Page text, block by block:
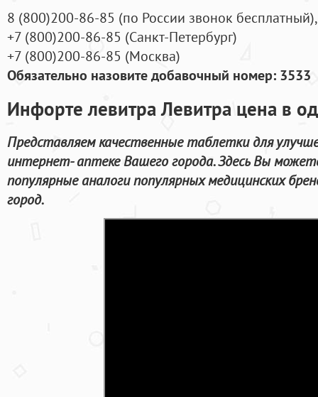
8 (800)200-86-85 (по России звонок бесплатный),
+7 (800)200-86-85 (Санкт-Петербург)
+7 (800)200-86-85 (Москва)
Обязательно назовите добавочный номер: 3533
Инфорте левитра Левитра цена в
Представляем качественные таблетки для
интернет- аптеке Вашего города. Здесь Вы
популярные аналоги популярных медицинских
город.